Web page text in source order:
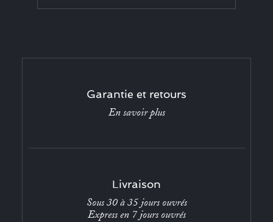
Garantie et retours
En savoir plus
Livraison
Sous 30 à 35 jours ouvrés
Express en 7 jours ouvrés